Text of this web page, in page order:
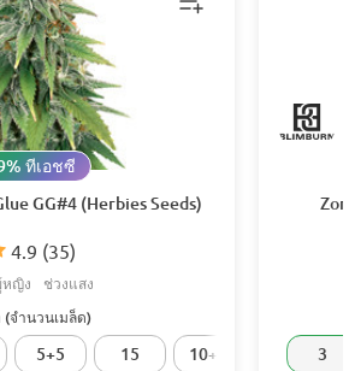
GG#4 (Herbies Seeds)
4.9 (35)
ทีเอชซี
หญิง ช่วงแสง
จำนวนเมล็ด)
5+5 15 10+10 20 3